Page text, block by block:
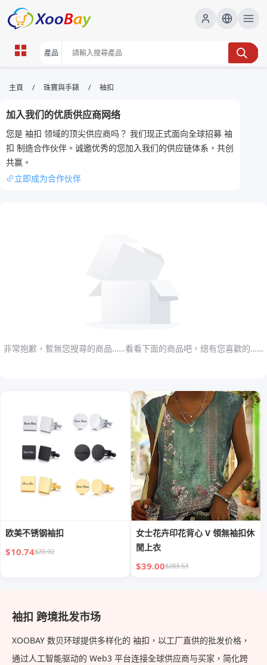
袖扣 | XOOBAY B2B/B2C Marketplace
高質感袖扣，男士時尚飾品選購指南大全合集
主頁 / 珠寶與手錶 / 袖扣
加入我们的优质供应商网络
您是 袖扣 领域的顶尖供应商吗？ 我们现正式面向全球招募 袖
扣 制造合作伙伴。诚邀优秀的您加入我们的供应链体系，共创
共赢。
立即成为合作伙伴
非常抱歉，暫無您搜尋的商品……看看下面的商品吧，總有您喜歡的……
欧美不锈钢袖扣
$10.74$20.92
女士花卉印花背心 V 領無袖扣休
閒上衣
$39.00$283.53
袖扣 跨境批发市场
XOOBAY 数贝环球提供多样化的 袖扣，以工厂直供的批发价格，
通过人工智能驱动的 Web3 平台连接全球供应商与买家，简化跨